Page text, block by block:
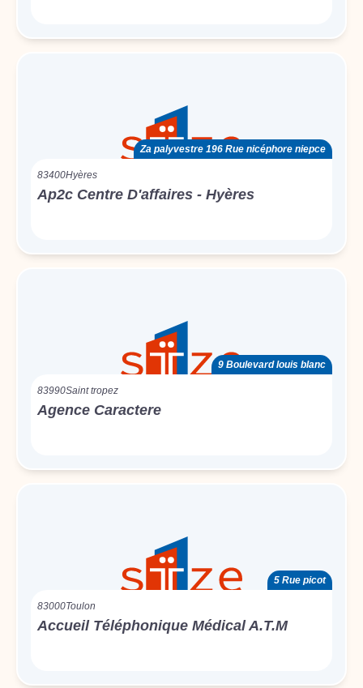
Za palyvestre 196 Rue nicéphore niepce
83400Hyères
Ap2c Centre D'affaires - Hyères
9 Boulevard louis blanc
83990Saint tropez
Agence Caractere
5 Rue picot
83000Toulon
Accueil Téléphonique Médical A.T.M